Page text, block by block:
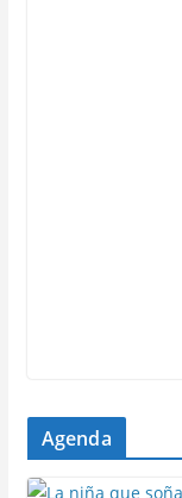
Agenda